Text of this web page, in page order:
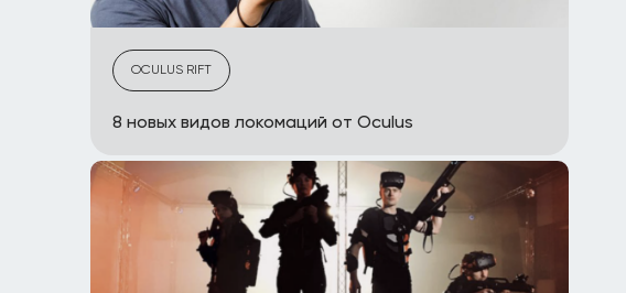
OCULUS RIFT
8 новых видов локомаций от Oculus